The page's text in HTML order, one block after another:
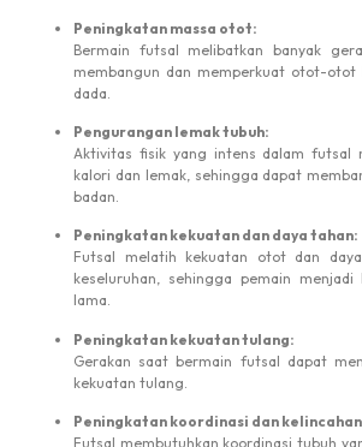
Peningkatan massa otot:
Bermain futsal melibatkan banyak
membangun dan memperkuat otot-otot
dada.
Pengurangan lemak tubuh:
Aktivitas fisik yang intens dalam futsal
kalori dan lemak, sehingga dapat
badan.
Peningkatan kekuatan dan daya tahan:
Futsal melatih kekuatan otot dan
keseluruhan, sehingga pemain
lama.
Peningkatan kekuatan tulang:
Gerakan saat bermain futsal dapat
kekuatan tulang.
Peningkatan koordinasi dan
Futsal membutuhkan koordinasi tubuh